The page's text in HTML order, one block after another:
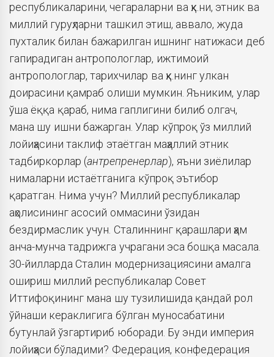
республикаларини, чегараларни ва ҳк.ни, этник ва
миллий гуруҳларни ташкил этиш, аввало, жуда
пухталик билан бажарилган ишнинг натижаси деб
гапирадиган антропологлар, ижтимоий
антропологлар, тарихчилар ва ҳк.нинг улкан
доирасини қамраб олиши мумкин. Яъниким, улар
ўша ёққа қараб, нима гаплигини билиб олгач,
мана шу ишни бажарган. Улар кўпроқ ўз миллий
лойиҳасини таклиф этаётган маҳаллий этник
тадбиркорлар (антрепренерлар), яъни зиёлилар
нималарни истаётганига кўпроқ эътибор
қаратган. Нима учун? Миллий республикалар
аҳолисининг асосий оммасини ўзидан
бездирмаслик учун. Сталиннинг қарашлари ҳам
анча-мунча тадрижга учрагани эса бошқа масала.
30-йилларда Сталин модернизациясини амалга
ошириш миллий республикалар Совет
Иттифоқининг мана шу тузилишида қандай рол
ўйнаши кераклигига бўлган муносабатини
бутунлай ўзгартириб юборади. Бу энди империя
лойиҳаси бўладими? Федерация, конфедерация